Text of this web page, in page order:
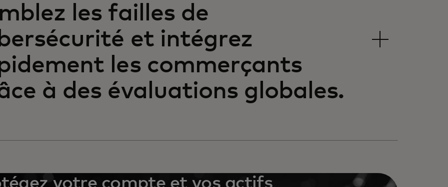
les failles de
et intégrez
les commerçants
à des évaluations globales.
votre compte et vos actifs